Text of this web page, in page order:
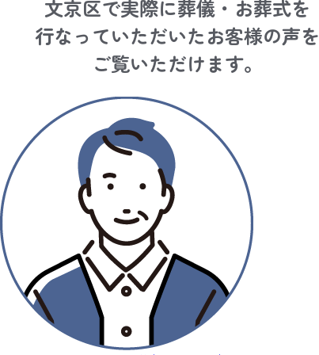
文京区で実際に葬儀・お葬式を
行なっていただいたお客様の声を
ご覧いただけます。